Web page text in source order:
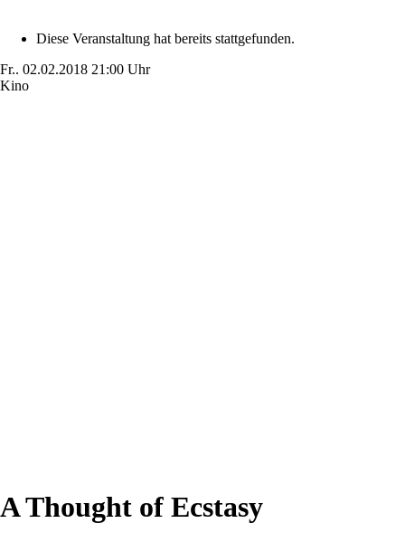
Diese Veranstaltung hat bereits stattgefunden.
Fr.. 02.02.2018 21:00 Uhr
Kino
A Thought of Ecstasy